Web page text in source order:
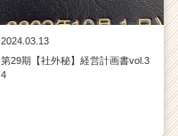
2024.03.13
第29期【社外秘】経営計画書vol.3
4